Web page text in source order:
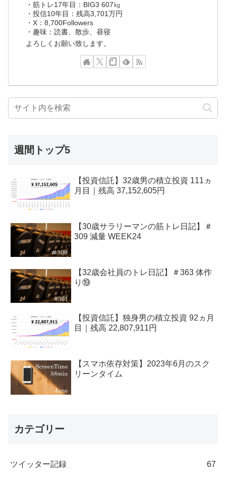
・筋トレ17年目：BIG3 607㎏
・投信10年目：残高3,701万円
・X：8,700Followers
・趣味：読書、散歩、昼寝
よろしくお願い致します。
週間トップ5
【投資信託】32歳男の積立投資 111ヵ
月目｜残高 37,152,605円
【30歳サラリーマンの筋トレ日記】＃
309 減量 WEEK24
【32歳会社員のトレ日記】＃363 体作
り⑲
【投資信託】独身男の積立投資 92ヵ月
目｜残高 22,807,911円
【スマホ依存対策】2023年6月のスク
リーンタイム
カテゴリー
ツイッター記録 67